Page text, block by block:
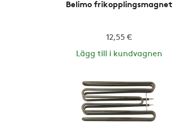
Belimo frikopplingsmagnet
12,55 €
Lägg till i kundvagnen